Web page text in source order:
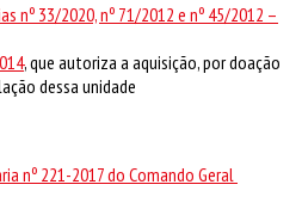
nº 33/2020, nº 71/2012 e nº 45/2012 –
, que autoriza a aquisição, por doação
dessa unidade
nº 221-2017 do Comando Geral